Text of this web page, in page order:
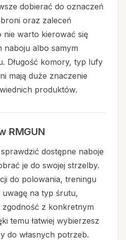
dobierać do oznaczeń
oraz zaleceń
nie warto kierować się
naboju albo samym
Długość komory, typ lufy
mają duże znaczenie
produktów.
RMGUN
dostępne naboje
je do swojej strzelby.
do polowania, treningu
na typ śrutu,
z konkretnym
temu łatwiej wybierzesz
do własnych potrzeb.